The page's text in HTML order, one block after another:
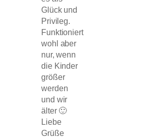
Glück und
Privileg.
Funktioniert
wohl aber
nur, wenn
die Kinder
größer
werden
und wir
älter 🙂
Liebe
Grüße